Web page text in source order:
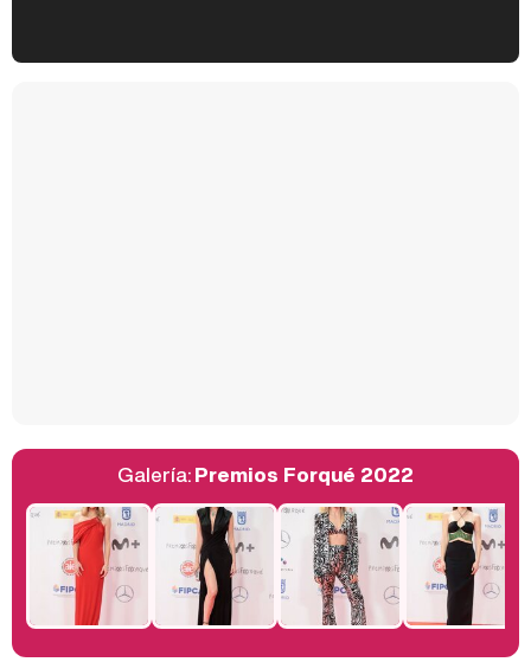
Manu Baqueiro: "Tuve como referente a Bruce Willis en 'Luz de Luna' para mi trabajo en la serie 'Perdiendo el juicio'"
Galería:Premios Forqué 2022